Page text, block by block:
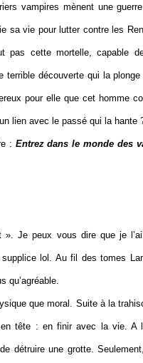
vampires mènent une
sa vie pour lutter contre les
pas cette mortelle, capable
terrible découverte qui la
pour elle que cet homme
lien avec le passé qui la hante
: Entrez dans le monde des
Je peux vous dire que je
lol. Au fil des tomes
qu’agréable.
que moral. Suite à la
en tête : en finir avec la vie. A
détruire une grotte.